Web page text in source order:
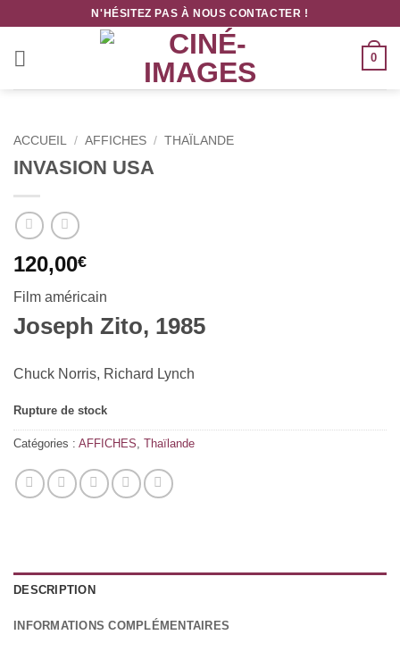
contenu
N'HÉSITEZ PAS À NOUS CONTACTER !
0
ACCUEIL / AFFICHES / THAÏLANDE
INVASION USA
120,00€
Film américain
Joseph Zito, 1985
Chuck Norris, Richard Lynch
Rupture de stock
Catégories : AFFICHES Thaïlande
DESCRIPTION
INFORMATIONS COMPLÉMENTAIRES